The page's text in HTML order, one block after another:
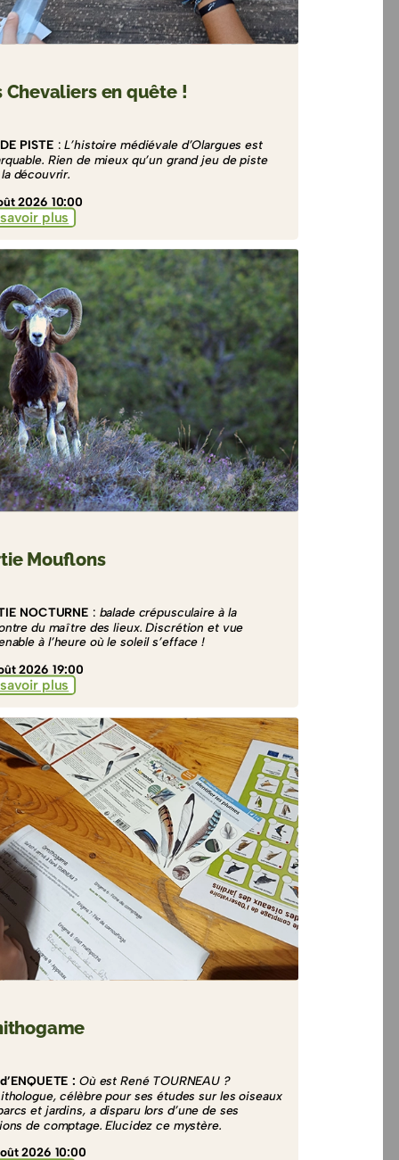
Chevaliers en quête !
PISTE :L’histoire médiévale d’Olargues est
Rien de mieux qu’un grand jeu de piste
découvrir.
2026 10:00
plus
Mouflons
NOCTURNE : balade crépusculaire à la
du maître des lieux. Discrétion et vue
à l’heure où le soleil s’efface !
2026 19:00
plus
:Où est René TOURNEAU ?
célèbre pour ses études sur les oiseaux
et jardins, a disparu lors d’une de ses
de comptage. Elucidez ce mystère.
2026 10:00